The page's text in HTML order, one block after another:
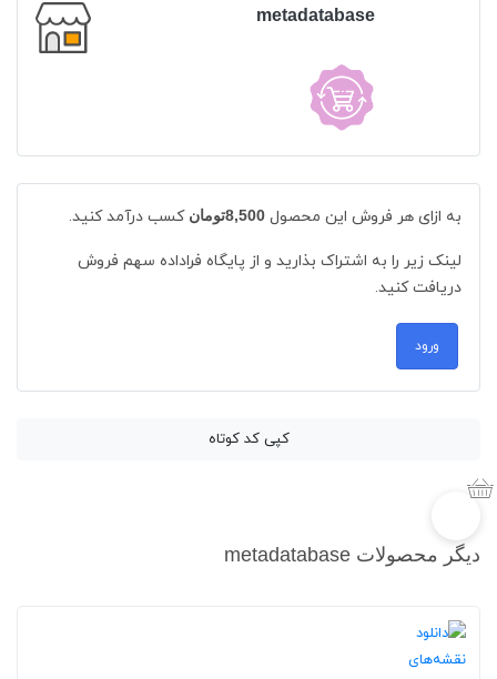
metadatabase
به ازای هر فروش این محصول 8,500تومان کسب درآمد کنید.
لینک زیر را به اشتراک بذارید و از پایگاه فراداده سهم فروش
دریافت کنید.
ورود
کپی کد کوتاه
دیگر محصولات metadatabase